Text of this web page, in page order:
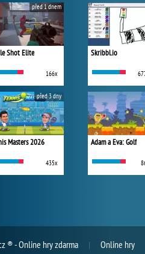
Shot Elite
166x
před 1 dnem
Masters 2026
435x
před 3 dny
Skribbl.io
Adam a Eva: Golf
® - Online hry zdarma Online hry